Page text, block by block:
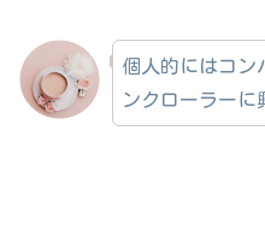
個人的にはコン
ンクローラーに